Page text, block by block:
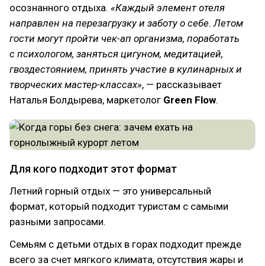
осознанного отдыха. «Каждый элемент отеля
направлен на перезагрузку и заботу о себе. Летом
гости могут пройти чек-ап организма, поработать
с психологом, заняться цигуном, медитацией,
гвоздестоянием, принять участие в кулинарных и
творческих мастер-классах», — рассказывает
Наталья Болдырева, маркетолог Green Flow.
Для кого подходит этот формат
Летний горный отдых — это универсальный
формат, который подходит туристам с самыми
разными запросами.
Семьям с детьми отдых в горах подходит прежде
всего за счет мягкого климата, отсутствия жары и